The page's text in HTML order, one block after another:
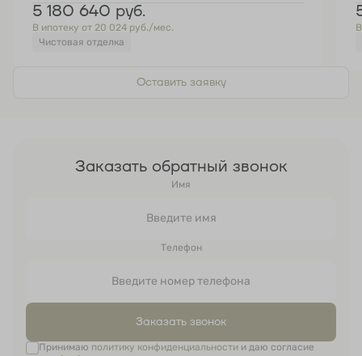
5 180 640 руб.
В ипотеку от 20 024 руб./мес.
Чистовая отделка
Оставить заявку
Заказать обратный звонок
Имя
Телефон
Заказать звонок
Принимаю политику конфиденциальностии даю согласие